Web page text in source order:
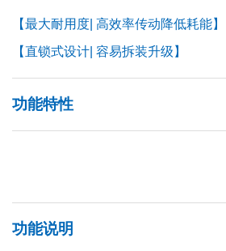
【最大耐用度| 高效率传动降低耗能】
【直锁式设计| 容易拆装升级】
功能特性
功能说明